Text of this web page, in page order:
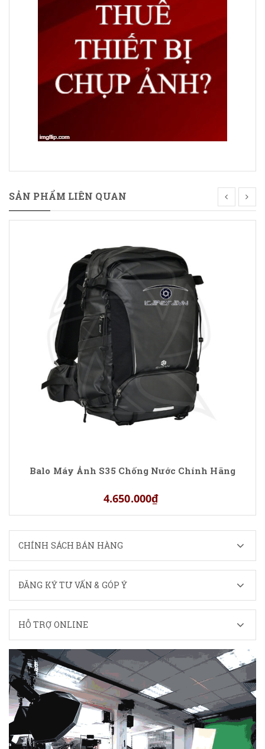
SẢN PHẨM LIÊN QUAN
Balo Máy Ảnh S35 Chống Nước Chính Hãng
4.650.000₫
CHÍNH SÁCH BÁN HÀNG
ĐĂNG KÝ TƯ VẤN & GÓP Ý
HỖ TRỢ ONLINE